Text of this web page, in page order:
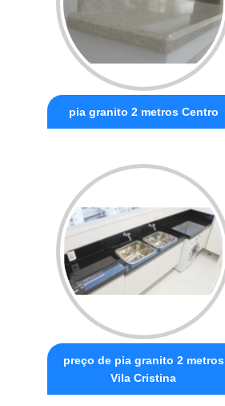
pia granito 2 metros Centro
preço de pia granito 2 metros
Vila Cristina